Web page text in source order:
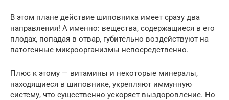
В этом плане действие шиповника имеет сразу два
направления! А именно: вещества, содержащиеся в его
плодах, попадая в отвар, губительно воздействуют на
патогенные микроорганизмы непосредственно.
Плюс к этому — витамины и некоторые минералы,
находящиеся в шиповнике, укрепляют иммунную
систему, что существенно ускоряет выздоровление. Но